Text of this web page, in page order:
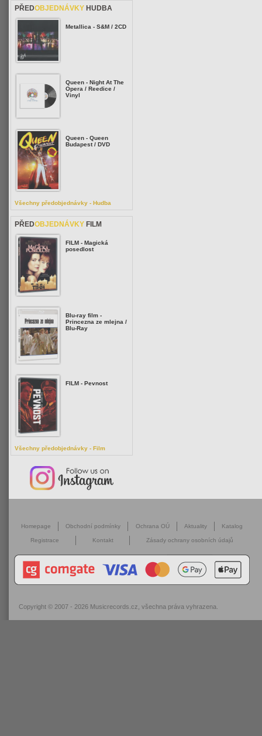
PŘEDOBJEDNÁVKY HUDBA
Metallica - S&M / 2CD
Queen - Night At The
Opera / Reedice /
Vinyl
Queen - Queen
Budapest / DVD
Všechny předobjednávky - Hudba
PŘEDOBJEDNÁVKY FILM
FILM - Magická
posedlost
Blu-ray film -
Princezna ze mlejna /
Blu-Ray
FILM - Pevnost
Všechny předobjednávky - Film
Homepage Obchodní podmínky Ochrana OÚ Aktuality Katalog
Registrace Kontakt Zásady ochrany osobních údajů
Copyright © 2007 - 2026 Musicrecords.cz , všechna práva vyhrazena.